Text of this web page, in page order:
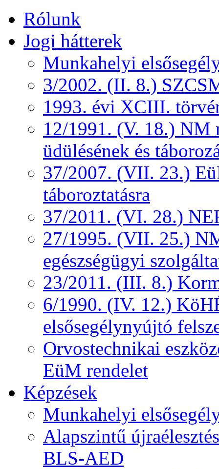
Rólunk
Jogi hátterek
Munkahelyi
3/2002. (II. 8.)
1993. évi XCIII.
12/1991. (V. 18.) NM
üdülésének és
37/2007. (VII. 23.)
táboroztatásra
37/2011. (VI. 28.)
27/1995. (VII. 25.)
egészségügyi
23/2011. (III. 8.)
6/1990. (IV. 12.)
elsősegélynyújtó
Orvostechnikai
EüM rendelet
Képzések
Munkahelyi
Alapszintű
BLS-AED